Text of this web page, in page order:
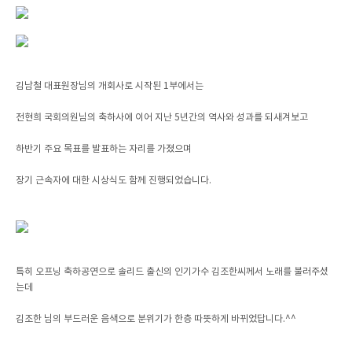
김남철 대표원장님의 개회사로 시작된 1부에서는
전현희 국회의원님의 축하사에 이어 지난 5년간의 역사와 성과를 되새겨보고
하반기 주요 목표를 발표하는 자리를 가졌으며
장기 근속자에 대한 시상식도 함께 진행되었습니다.
특히 오프닝 축하공연으로 솔리드 출신의 인기가수 김조한씨께서 노래를 불러주셨
는데
김조한 님의 부드러운 음색으로 분위기가 한층 따뜻하게 바뀌었답니다.^^